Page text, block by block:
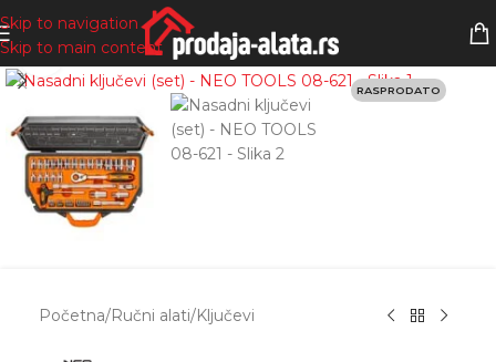
Skip to navigation
Skip to main content
RASPRODATO
Zumiranje
Početna/Ručni alati/Ključevi